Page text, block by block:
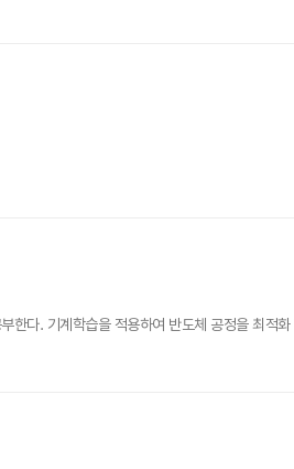
한다. 기계학습을 적용하여 반도체 공정을 최적